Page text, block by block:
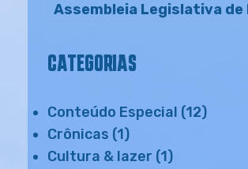
Assembleia Legislativa de
CATEGORIAS
Conteúdo Especial (12)
Crônicas (1)
Cultura & lazer (1)